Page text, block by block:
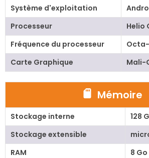
Système d'exploitation
Processeur
Helio
Fréquence du processeur
Octa-
Carte Graphique
Mali-
Mémoire
Stockage interne
128
Stockage extensible
RAM
8 Go